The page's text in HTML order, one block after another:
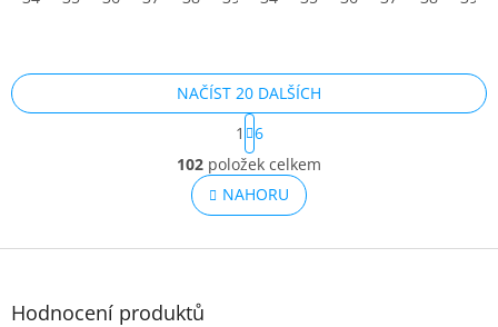
O
v
l
á
a
NAČÍST 20 DALŠÍCH
S
t
r
á
n
k
v
1
6
102 položek celkem
NAHORU
Z
Hodnocení produktů